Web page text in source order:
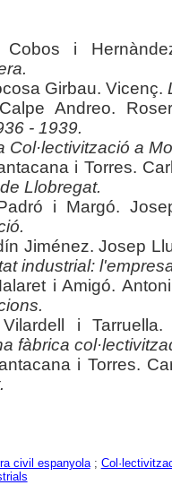
i
Girbau. Vicenç.
Andreo.
- 1939.
Col·lectivització a
i Torres.
Llobregat.
i Margó.
Jiménez. Josep
industrial:
i Amigó.
i
fàbrica
i Torres.
civil espanyola;